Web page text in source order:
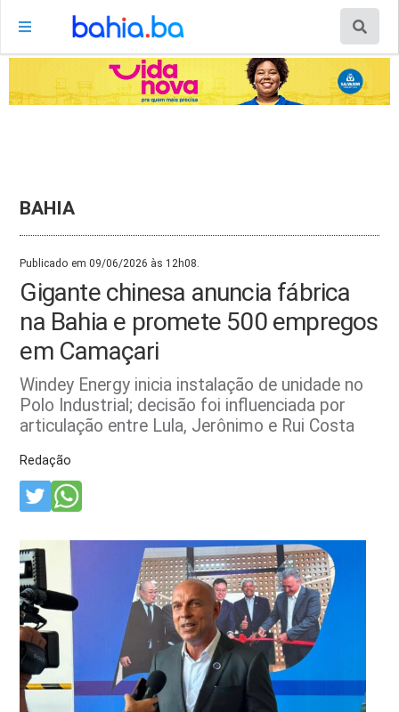
BAHIA
Publicado em 09/06/2026 às 12h08.
Gigante chinesa anuncia fábrica
na Bahia e promete 500 empregos
em Camaçari
Windey Energy inicia instalação de unidade no
Polo Industrial; decisão foi influenciada por
articulação entre Lula, Jerônimo e Rui Costa
Redação